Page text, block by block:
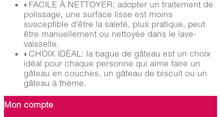
◐FACILE À NETTOYER: adopter un traitement de
polissage, une surface lisse est moins
susceptible d'être la saleté, plus pratique, peut
être manuellement ou nettoyée dans le lave-
vaisselle.
◐CHOIX IDÉAL: la bague de gâteau est un choix
idéal pour chaque personne qui aime faire un
gâteau en couches, un gâteau de biscuit ou un
gâteau à thème.
Mon compte